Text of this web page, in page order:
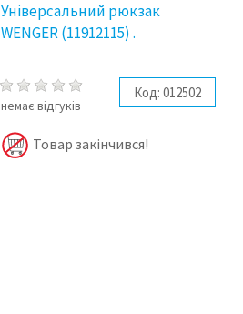
Універсальний рюкзак
WENGER (11912115) .
немає відгуків
Код: 012502
Товар закінчився!